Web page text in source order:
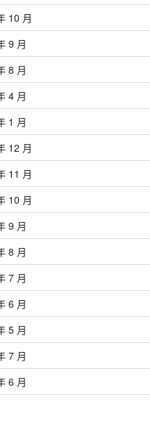
10 月
9 月
8 月
4 月
1 月
12 月
11 月
10 月
9 月
8 月
7 月
6 月
5 月
7 月
6 月